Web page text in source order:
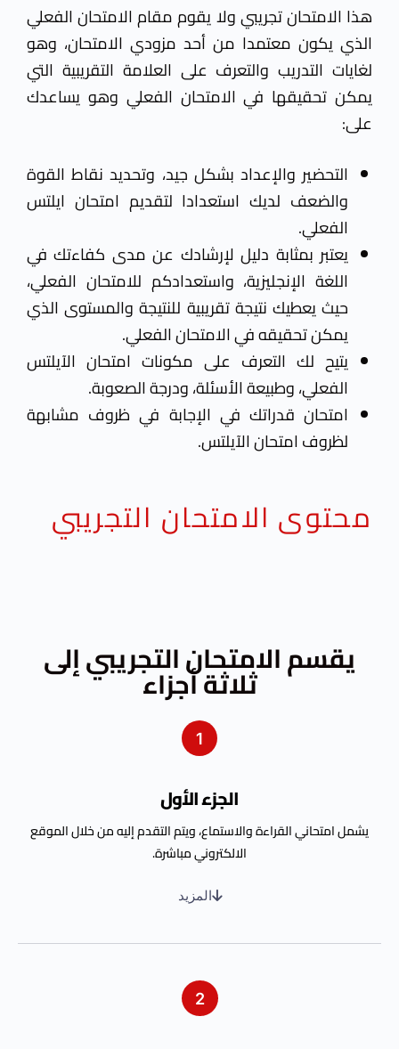
هذا الامتحان تجريبي ولا يقوم مقام الامتحان الفعلي
الذي يكون معتمدا من أحد مزودي الامتحان، وهو
لغايات التدريب والتعرف على العلامة التقريبية التي
يمكن تحقيقها في الامتحان الفعلي وهو يساعدك
على:
التحضير والإعداد بشكل جيد، وتحديد نقاط القوة
والضعف لديك استعدادا لتقديم امتحان ايلتس
الفعلي.
يعتبر بمثابة دليل لإرشادك عن مدى كفاءتك في
اللغة الإنجليزية، واستعدادكم للامتحان الفعلي،
حيث يعطيك نتيجة تقريبية للنتيجة والمستوى الذي
يمكن تحقيقه في الامتحان الفعلي.
يتيح لك التعرف على مكونات امتحان الآيلتس
الفعلي، وطبيعة الأسئلة، ودرجة الصعوبة.
امتحان قدراتك في الإجابة في ظروف مشابهة
لظروف امتحان الآيلتس.
محتوى الامتحان التجريبي
يقسم الامتحان التجريبي إلى
ثلاثة أجزاء
1
الجزء الأول
يشمل امتحاني القراءة والاستماع، ويتم التقدم إليه من خلال الموقع
الالكتروني مباشرة.
المزيد
2